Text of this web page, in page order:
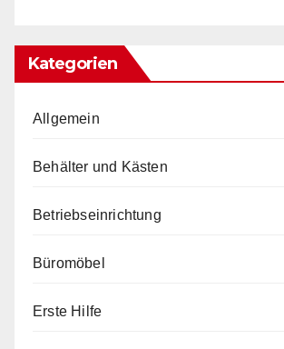
Kategorien
Allgemein
Behälter und Kästen
Betriebseinrichtung
Büromöbel
Erste Hilfe